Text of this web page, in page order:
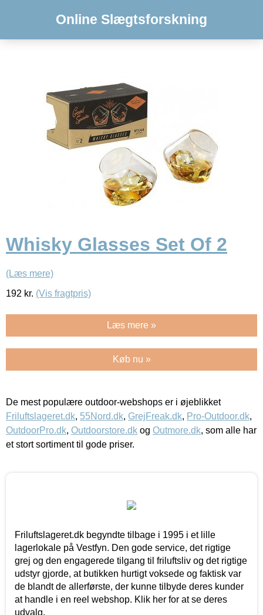
Online Slægtsforskning
Whisky Glasses Set Of 2
(Læs mere)
192 kr. (Vis fragtpris)
Læs mere »
Køb nu »
De mest populære outdoor-webshops er i øjeblikket
Friluftslageret.dk, 55Nord.dk, GrejFreak.dk, Pro-Outdoor.dk,
OutdoorPro.dk, Outdoorstore.dk og Outmore.dk, som alle har
et stort sortiment til gode priser.
Friluftslageret.dk begyndte tilbage i 1995 i et lille
lagerlokale på Vestfyn. Den gode service, det rigtige
grej og den engagerede tilgang til friluftsliv og det rigtige
udstyr gjorde, at butikken hurtigt voksede og faktisk var
de blandt de allerførste, der kunne tilbyde deres kunder
at handle i en reel webshop. Klik her for at se deres
udvalg.